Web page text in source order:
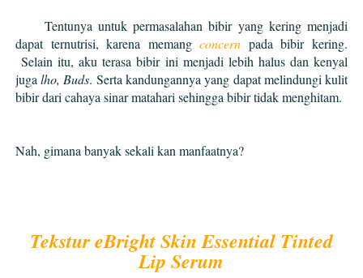
Tentunya untuk permasalahan bibir yang kering menjadi
dapat ternutrisi, karena memangconcern pada bibir kering.
Selain itu, aku terasa bibir ini menjadi lebih halus dan kenyal
jugalho, Buds. Serta kandungannya yang dapat melindungi kulit
bibir dari cahaya sinar matahari sehingga bibir tidak menghitam.
Nah, gimana banyak sekali kan manfaatnya?
Tekstur eBright Skin Essential Tinted
Lip Serum